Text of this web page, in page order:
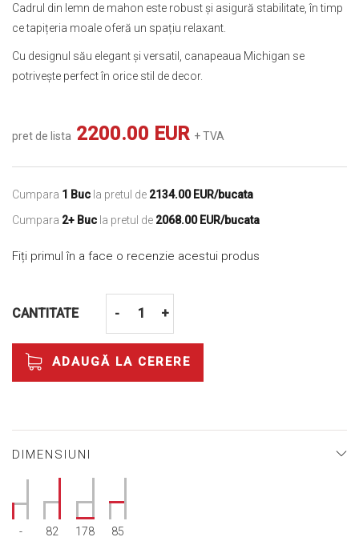
Cadrul din lemn de mahon este robust și asigură stabilitate, în timp
ce tapițeria moale oferă un spațiu relaxant.
Cu designul său elegant și versatil, canapeaua Michigan se
potrivește perfect în orice stil de decor.
pret de lista 2200.00 EUR + TVA
Cumpara 1 Buc la pretul de 2134.00 EUR/bucata
Cumpara 2+ Buc la pretul de 2068.00 EUR/bucata
Fiți primul în a face o recenzie acestui produs
CANTITATE - +
ADAUGĂ LA CERERE
DIMENSIUNI
- 82 178 85